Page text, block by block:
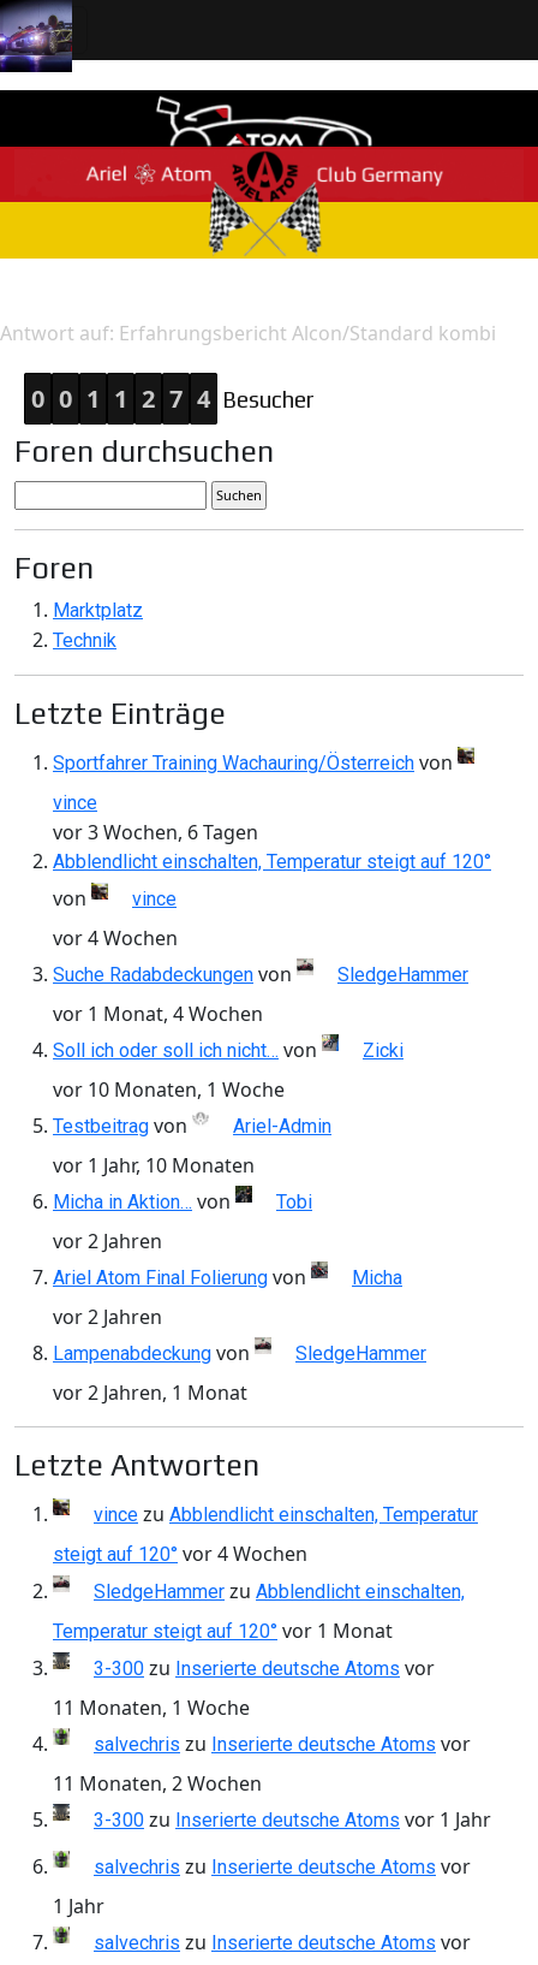
Antwort auf: Erfahrungsbericht Alcon/Standard kombi
0 0 1 1 2 7 4 Besucher
Foren durchsuchen
Foren
Marktplatz
Technik
Letzte Einträge
Sportfahrer Training Wachauring/Österreich von
vince
vor 3 Wochen, 6 Tagen
Abblendlicht einschalten, Temperatur steigt auf 120°
von vince
vor 4 Wochen
Suche Radabdeckungen von SledgeHammer
vor 1 Monat, 4 Wochen
Soll ich oder soll ich nicht… von Zicki
vor 10 Monaten, 1 Woche
Testbeitrag von Ariel-Admin
vor 1 Jahr, 10 Monaten
Micha in Aktion… von Tobi
vor 2 Jahren
Ariel Atom Final Folierung von Micha
vor 2 Jahren
Lampenabdeckung von SledgeHammer
vor 2 Jahren, 1 Monat
Letzte Antworten
vince zu Abblendlicht einschalten, Temperatur
steigt auf 120° vor 4 Wochen
SledgeHammer zu Abblendlicht einschalten,
Temperatur steigt auf 120° vor 1 Monat
3-300 zu Inserierte deutsche Atoms vor
11 Monaten, 1 Woche
salvechris zu Inserierte deutsche Atoms vor
11 Monaten, 2 Wochen
3-300 zu Inserierte deutsche Atoms vor 1 Jahr
salvechris zu Inserierte deutsche Atoms vor
1 Jahr
salvechris zu Inserierte deutsche Atoms vor